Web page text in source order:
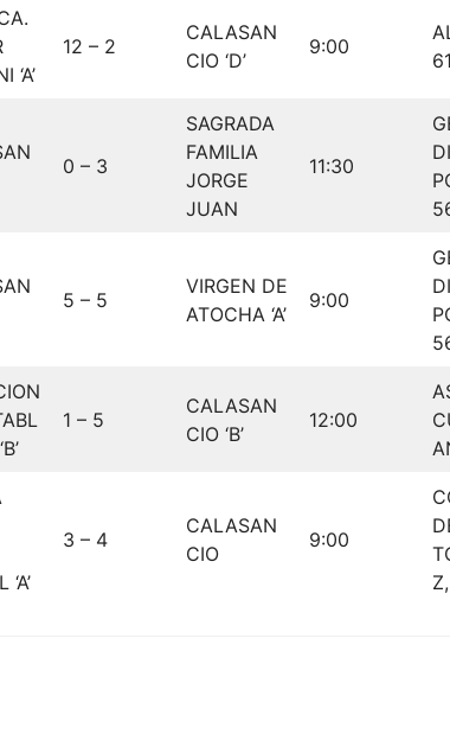
‘A’
12 – 2
CALASAN
CIO ‘D’
9:00
0 – 3
SAGRADA
FAMILIA
JORGE
JUAN
11:30
5 – 5
VIRGEN DE
ATOCHA ‘A’
9:00
1 – 5
CALASAN
CIO ‘B’
12:00
3 – 4
CALASAN
CIO
9:00